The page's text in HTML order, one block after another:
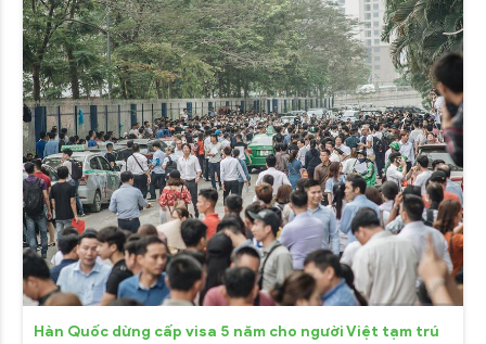
Hàn Quốc dừng cấp visa 5 năm cho người Việt tạm trú